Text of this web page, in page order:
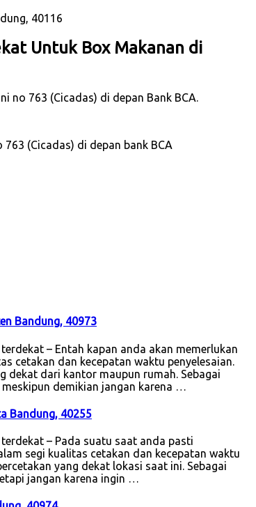
Untuk Box Makanan di
no 763 (Cicadas) di depan Bank BCA.
(Cicadas) di depan bank BCA
Bandung, 40973
– Entah kapan anda akan memerlukan
cetakan dan kecepatan waktu penyelesaian.
dekat dari kantor maupun rumah. Sebagai
demikian jangan karena …
Bandung, 40255
– Pada suatu saat anda pasti
segi kualitas cetakan dan kecepatan waktu
yang dekat lokasi saat ini. Sebagai
jangan karena ingin …